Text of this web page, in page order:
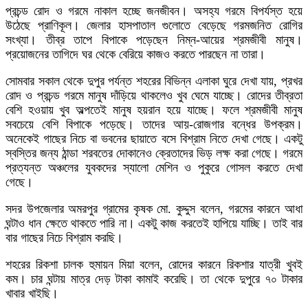
প্রচন্ড রোদ ও গরমে নাকাল হচ্ছে জনজীবন। অসহ্য গরমে বিপর্যস্ত হয়ে
উঠেছে প্রাণিকূল। জেলার হাসপাতাল গুলোতে বেড়েছে গরমজনিত রোগির
সংখ্যা। তীব্র তাপে বিপাকে পড়েছেন নিম্ন-আয়ের শ্রমজীবী মানুষ।
প্রয়োজনের তাগিদে ঘর থেকে বেরিয়ে কাজও করতে পারছেন না তারা।
সোমবার সকাল থেকে দুপুর পর্যন্ত শহরের বিভিন্ন এলাকা ঘুরে দেখা যায়, প্রখর
রোদ ও প্রচন্ড গরমে মানুষ দাঁড়িয়ে থাকলেও খুব ঘেমে যাচ্ছে। রোদের তীব্রতা
বেশি হওয়ায় খুব অল্পতেই মানুষ হয়রান হয়ে যাচ্ছে। ফলে শ্রমজীবী মানুষ
সবচেয়ে বেশি বিপাকে পড়েছে। তাদের আয়-রোজগার বন্ধের উপক্রম।
অনেকেই গাছের নিচে বা ভবনের ছায়াতে বসে বিশ্রাম নিতে দেখা গেছে। একটু
স্বস্তির জন্য ঠান্ডা শরবতের দোকানেও ক্রেতাদের ভিড় লক্ষ করা গেছে। গরমে
প্রত্যন্ত অঞ্চলের যুবকদের স্যালো মেশিন ও পুকুরে গোসল করতে দেখা
গেছে।
সদর উপজেলার অমরপুর গ্রামের কৃষক মো. কুদ্দুস বলেন, গরমের কারনে আধা
ঘন্টাও ধান ক্ষেতে থাকতে পারি না। একটু কাজ করতেই হাপিয়ে যাচ্ছি। তাই বার
বার গাছের নিচে বিশ্রাম করছি।
শহরের রিকশা চালক হুমায়ন মিয়া বলেন, রোদের কারনে রিকশার যাত্রী খুবই
কম। চার ঘন্টায় মাত্র দেড় টাকা কামাই করেছি। তা থেকে দুপুরে ৭০ টাকার
খাবার খাইছি।